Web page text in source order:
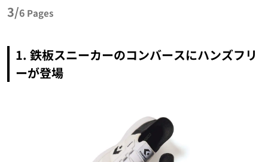
3/6 Pages
1. 鉄板スニーカーのコンバースにハンズフリ
ーが登場